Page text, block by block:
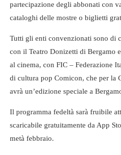
partecipazione degli abbonati con
cataloghi delle mostre o biglietti
Tutti gli enti convenzionati sono di
con il Teatro Donizetti di Bergamo
al cinema, con FIC – Federazione
di cultura pop Comicon, che per la
avrà un’edizione speciale a
Il programma fedeltà sarà fruibile
scaricabile gratuitamente da App
metà febbraio.